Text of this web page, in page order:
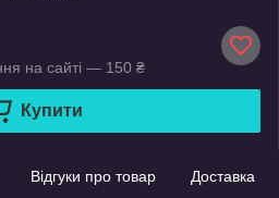
на сайті — 150 ₴
Купити
Відгуки про товар Доставка